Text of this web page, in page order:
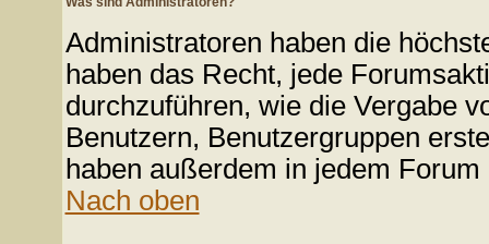
Administratoren haben die
haben das Recht, jede
durchzuführen, wie die Vergabe
Benutzern, Benutzergruppen
haben außerdem in jedem
Nach oben